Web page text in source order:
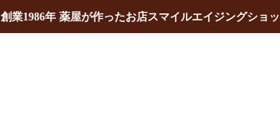
創業1986年 薬屋が作ったお店スマイルエイジングショ